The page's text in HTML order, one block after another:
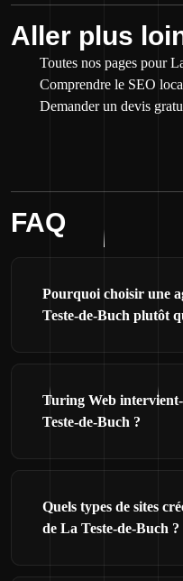
Aller plus
Toutes nos pages pour
Comprendre le SEO
Demander un devis
FAQ
Pourquoi choisir une
Teste-de-Buch plutôt
Turing Web
Teste-de-Buch ?
Quels types de sites
de La Teste-de-Buch ?